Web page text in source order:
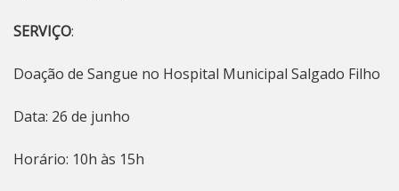
SERVIÇO:
Doação de Sangue no Hospital Municipal Salgado Filho
Data: 26 de junho
Horário: 10h às 15h